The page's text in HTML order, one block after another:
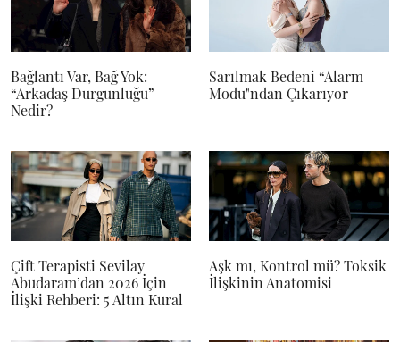
Bağlantı Var, Bağ Yok:
“Arkadaş Durgunluğu”
Nedir?
Sarılmak Bedeni “Alarm
Modu"ndan Çıkarıyor
Çift Terapisti Sevilay
Abudaram’dan 2026 İçin
İlişki Rehberi: 5 Altın Kural
Aşk mı, Kontrol mü? Toksik
İlişkinin Anatomisi